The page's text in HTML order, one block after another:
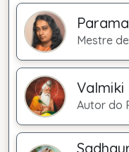
Mestre
Valmiki
Autor do